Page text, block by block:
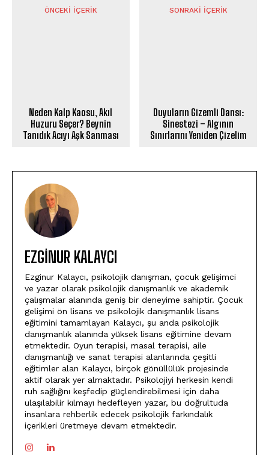
ÖNCEKI İÇERIK
Neden Kalp Kaosu, Akıl
Huzuru Seçer? Beynin
Tanıdık Acıyı Aşk Sanması
SONRAKI İÇERIK
Duyuların Gizemli Dansı:
Sinestezi – Algının
Sınırlarını Yeniden Çizelim
EZGINUR KALAYCI
Ezginur Kalaycı, psikolojik danışman, çocuk gelişimci
ve yazar olarak psikolojik danışmanlık ve akademik
çalışmalar alanında geniş bir deneyime sahiptir. Çocuk
gelişimi ön lisans ve psikolojik danışmanlık lisans
eğitimini tamamlayan Kalaycı, şu anda psikolojik
danışmanlık alanında yüksek lisans eğitimine devam
etmektedir. Oyun terapisi, masal terapisi, aile
danışmanlığı ve sanat terapisi alanlarında çeşitli
eğitimler alan Kalaycı, birçok gönüllülük projesinde
aktif olarak yer almaktadır. Psikolojiyi herkesin kendi
ruh sağlığını keşfedip güçlendirebilmesi için daha
ulaşılabilir kılmayı hedefleyen yazar, bu doğrultuda
insanlara rehberlik edecek psikolojik farkındalık
içerikleri üretmeye devam etmektedir.